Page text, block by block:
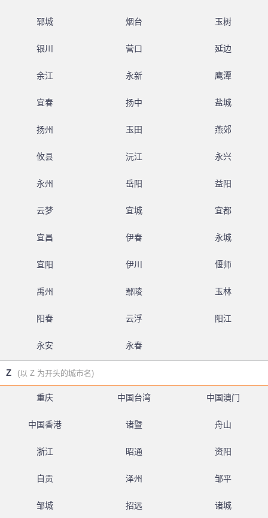
郓城 烟台 玉树
银川 营口 延边
余江 永新 鹰潭
宜春 扬中 盐城
扬州 玉田 燕郊
攸县 沅江 永兴
永州 岳阳 益阳
云梦 宜城 宜都
宜昌 伊春 永城
宜阳 伊川 偃师
禹州 鄢陵 玉林
阳春 云浮 阳江
永安 永春
Z (以 Z 为开头的城市名)
重庆 中国台湾 中国澳门
中国香港 诸暨 舟山
浙江 昭通 资阳
自贡 泽州 邹平
邹城 招远 诸城